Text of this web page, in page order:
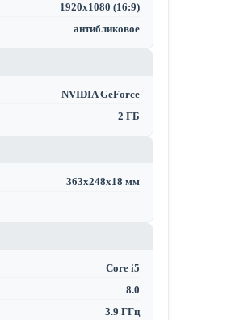
1920x1080 (16:9)
антибликовое
NVIDIA GeForce
2 ГБ
363x248x18 мм
Core i5
8.0
3.9 ГГц